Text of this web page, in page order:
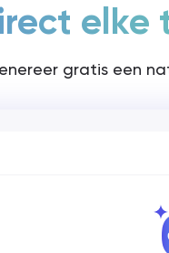
elke
gratis een